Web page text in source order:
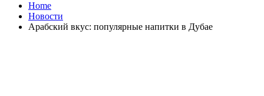
Home
Новости
Арабский вкус: популярные напитки в Дубае